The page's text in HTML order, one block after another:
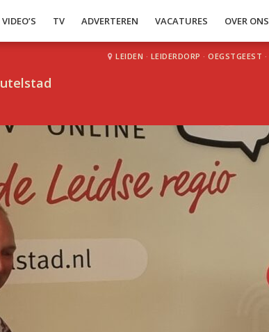
VIDEO’S TV ADVERTEREN VACATURES OVER ONS
LEIDEN · LEIDERDORP · OEGSTGEEST ·